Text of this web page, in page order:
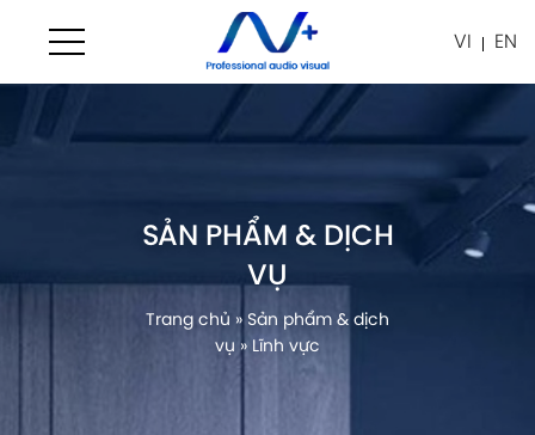
VI EN
SẢN PHẨM & DỊCH
VỤ
Trang chủ » Sản phẩm & dịch
vụ » Lĩnh vực